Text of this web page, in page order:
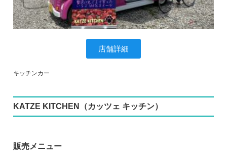
店舗詳細
キッチンカー
KATZE KITCHEN（カッツェ キッチン）
販売メニュー